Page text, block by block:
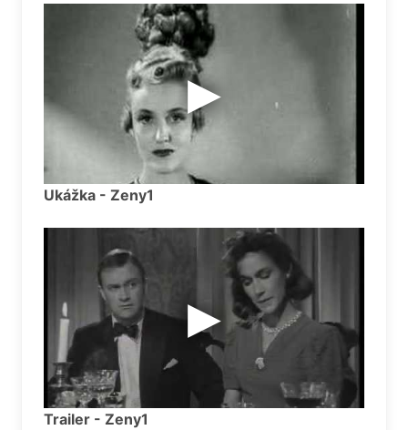
Ukážka - Zeny1
Trailer - Zeny1